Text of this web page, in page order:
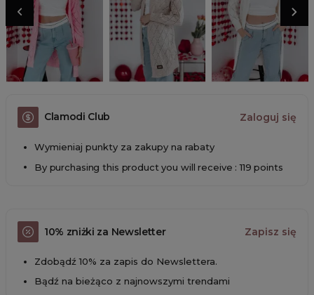
Clamodi Club Zaloguj się
Wymieniaj punkty za zakupy na rabaty
By purchasing this product you will receive : 119 points
10% zniżki za Newsletter Zapisz się
Zdobądź 10% za zapis do Newslettera.
Bądź na bieżąco z najnowszymi trendami